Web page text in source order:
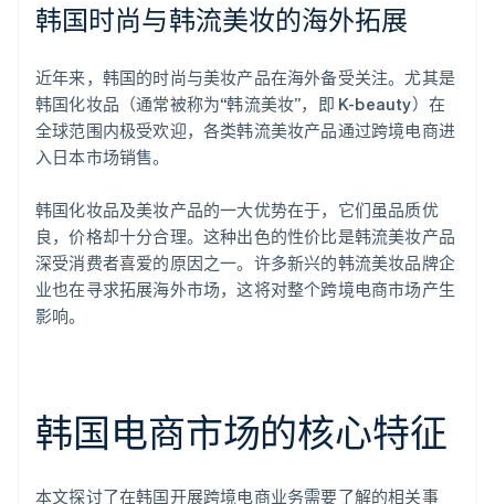
韩国时尚与韩流美妆的海外拓展
近年来，韩国的时尚与美妆产品在海外备受关注。尤其是
韩国化妆品（通常被称为“韩流美妆”，即 K-beauty）在
全球范围内极受欢迎，各类韩流美妆产品通过跨境电商进
入日本市场销售。
韩国化妆品及美妆产品的一大优势在于，它们虽品质优
良，价格却十分合理。这种出色的性价比是韩流美妆产品
深受消费者喜爱的原因之一。许多新兴的韩流美妆品牌企
业也在寻求拓展海外市场，这将对整个跨境电商市场产生
影响。
韩国电商市场的核心特征
本文探讨了在韩国开展跨境电商业务需要了解的相关事